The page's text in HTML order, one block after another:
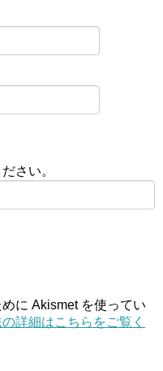
さい。
に Akismet を使ってい
詳細はこちらをご覧く